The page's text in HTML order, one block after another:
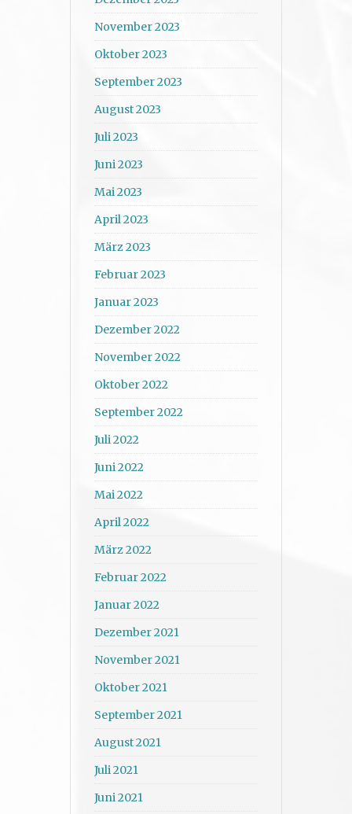
November 2023
Oktober 2023
September 2023
August 2023
Juli 2023
Juni 2023
Mai 2023
April 2023
März 2023
Februar 2023
Januar 2023
Dezember 2022
November 2022
Oktober 2022
September 2022
Juli 2022
Juni 2022
Mai 2022
April 2022
März 2022
Februar 2022
Januar 2022
Dezember 2021
November 2021
Oktober 2021
September 2021
August 2021
Juli 2021
Juni 2021